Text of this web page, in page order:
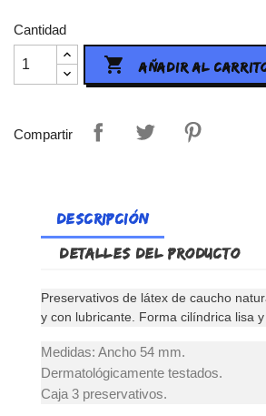
Cantidad
 AÑADIR AL
Compartir
DESCRIPCIÓN
DETALLES DEL PRODUCTO
Preservativos de látex de caucho
y con lubricante. Forma cilíndrica lisa
Medidas: Ancho 54 mm.
Dermatológicamente testados.
Caja 3 preservativos.